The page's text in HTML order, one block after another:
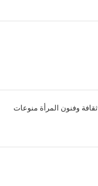
ثقافة وفنون المرأة منوعات